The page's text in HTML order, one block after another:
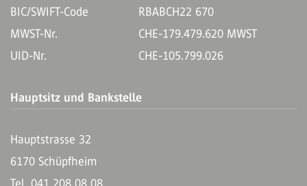
BIC/SWIFT-Code
RBABCH22 670
MWST-Nr.
CHE-179.479.620 MWST
UID-Nr.
CHE-105.799.026
Hauptsitz und Bankstelle
Hauptstrasse 32
6170 Schüpfheim